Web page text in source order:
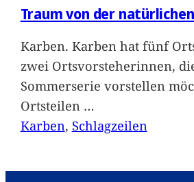
Traum von der
Karben. Karben hat fünf
zwei Ortsvorsteherinnen,
Sommerserie vorstellen
Ortsteilen …
Karben, Schlagzeilen